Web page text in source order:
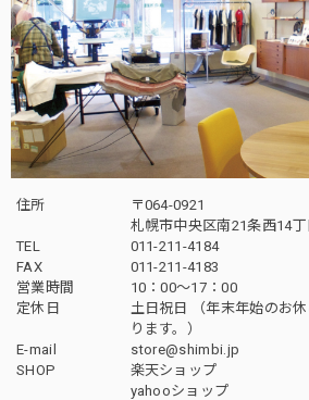
住所
〒064-0921
札幌市中央区南21条西14
TEL
011-211-4184
FAX
011-211-4183
営業時間
10：00〜17：00
定休日
土日祝日 （年末年始のお
ります。）
E-mail
store@shimbi.jp
SHOP
楽天ショップ
yahooショップ